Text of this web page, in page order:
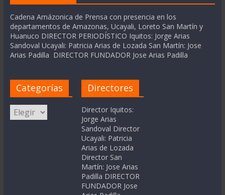
Cadena Amázonica de Prensa con presencia en los
departamentos de Amazonas, Ucayali, Loreto San Martín y
Huanuco DIRECTOR PERIODÍSTICO Iquitos: Jorge Arias
Sandoval Ucayali: Patricia Arias de Lozada San Martín: Jose
Arias Padilla DIRECTOR FUNDADOR Jose Arias Padilla
Categorías
Categorías
Directores
Director Iquitos:
Jorge Arias
Sandoval Director
Ucayali: Patricia
Arias de Lozada
Director San
Martín: Jose Arias
Padilla DIRECTOR
FUNDADOR Jose